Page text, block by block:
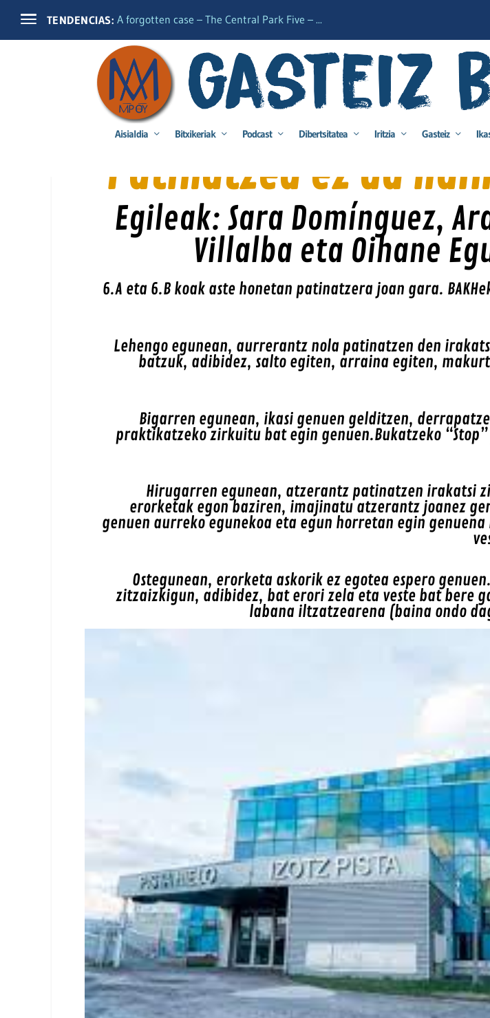
TENDENCIAS: A forgotten case – The Central Park Five – ...
Aisialdia Bitxikeriak Podcast Dibertsitatea Iritzia Gasteiz
Patinatzea ez da
Egileak: Sara Domínguez,
Villalba eta Oihane
6.A eta 6.B koak aste honetan patinatzera joan gara.
Lehengo egunean, aurrerantz nola patinatzen den
batzuk, adibidez, salto egiten, arraina egiten,
Bigarren egunean, ikasi genuen gelditzen,
praktikatzeko zirkuitu bat egin genuen.Bukatzeko
Hirugarren egunean, atzerantz patinatzen irakatsi
erorketak egon baziren, imajinatu atzerantz joanez
genuen aurreko egunekoa eta egun horretan egin
Ostegunean, erorketa askorik ez egotea espero
zitzaizkigun, adibidez, bat erori zela eta veste bat bere
labana iltzatzearena (baina ondo